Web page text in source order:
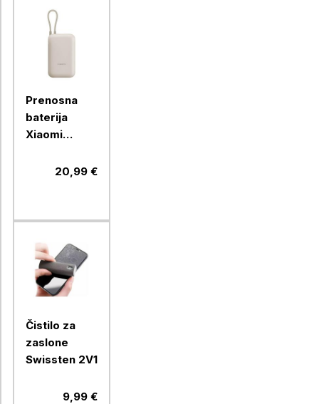
Prenosna
baterija
Xiaomi
max 22,5W
20,99 €
Čistilo za
zaslone
Swissten 2V1
9,99 €